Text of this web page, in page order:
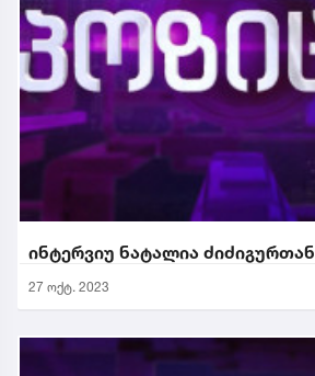
ინტერვიუ ნატალია ძიძიგურთან
27 ოქტ. 2023